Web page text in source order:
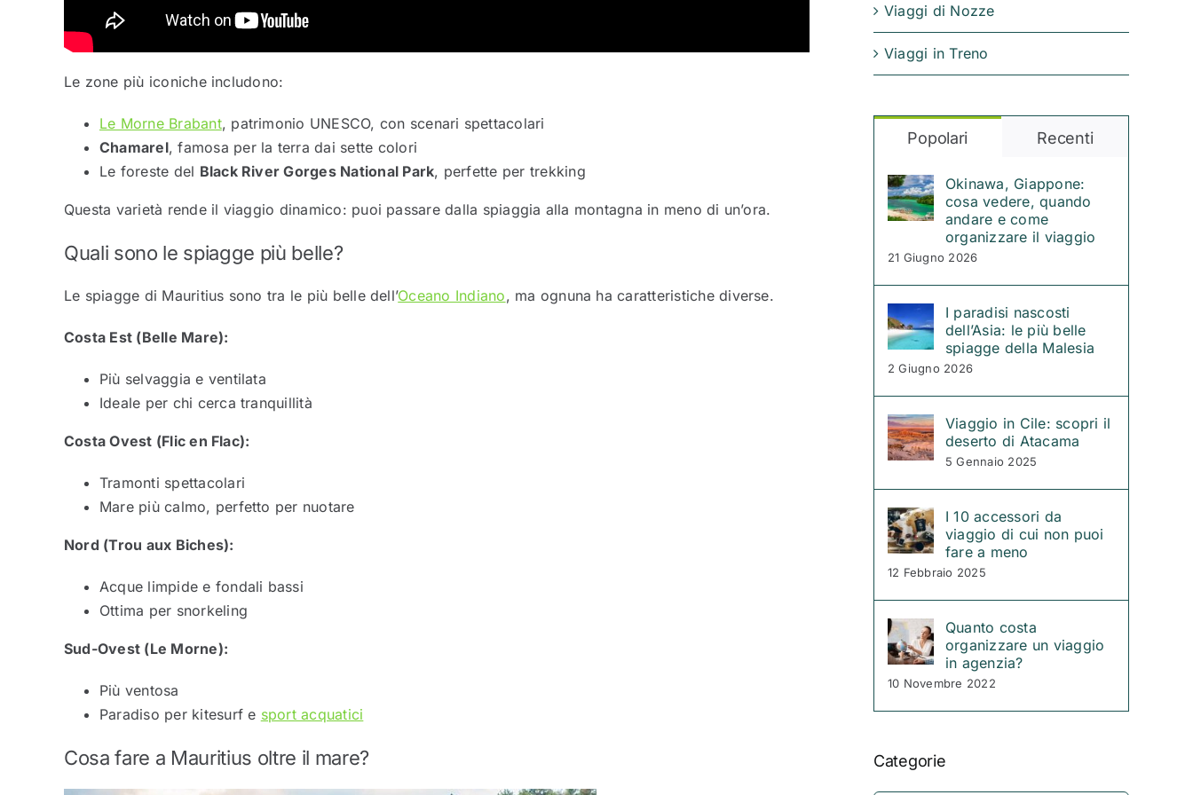
Le zone più iconiche includono:
Le Morne Brabant, patrimonio UNESCO, con scenari spettacolari
Chamarel, famosa per la terra dai sette colori
Le foreste del Black River Gorges National Park, perfette per trekking
Questa varietà rende il viaggio dinamico: puoi passare dalla spiaggia alla montagna in meno di un’ora.
Quali sono le spiagge più belle?
Le spiagge di Mauritius sono tra le più belle dell’Oceano Indiano, ma ognuna ha caratteristiche diverse.
Costa Est (Belle Mare):
Più selvaggia e ventilata
Ideale per chi cerca tranquillità
Costa Ovest (Flic en Flac):
Tramonti spettacolari
Mare più calmo, perfetto per nuotare
Nord (Trou aux Biches):
Acque limpide e fondali bassi
Ottima per snorkeling
Sud-Ovest (Le Morne):
Più ventosa
Paradiso per kitesurf e sport acquatici
Cosa fare a Mauritius oltre il mare?
Viaggi di Nozze
Viaggi in Treno
Popolari Recenti
Okinawa, Giappone:
cosa vedere, quando
andare e come
organizzare il viaggio
21 Giugno 2026
I paradisi nascosti
dell’Asia: le più belle
spiagge della Malesia
2 Giugno 2026
Viaggio in Cile: scopri il
deserto di Atacama
5 Gennaio 2025
I 10 accessori da
viaggio di cui non puoi
fare a meno
12 Febbraio 2025
Quanto costa
organizzare un viaggio
in agenzia?
10 Novembre 2022
Categorie